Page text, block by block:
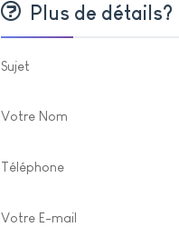
Plus de détails?
Sujet
Votre Nom
Téléphone
Votre E-mail